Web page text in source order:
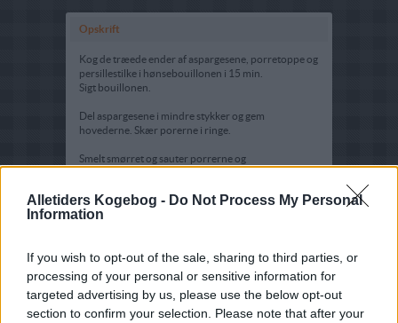
Alletiders Kogebog - Do Not Process My Personal
Information
If you wish to opt-out of the sale, sharing to third parties, or
processing of your personal or sensitive information for
targeted advertising by us, please use the below opt-out
section to confirm your selection. Please note that after your
Opskrift
Kog de træede ender af aspargesene, porretoppe og
persillestilke i hønsebouillonen i 15 min.
Sigt bouillonen.
Del aspargesene i mindre stykker og gem
hovederne. Skær porerne i ringe.
Smelt smørret og sauter porrerne og
mælken og blend suppen. Passer den gennem en
sigte, varm den igennem og smag til med salt, peber
Fordel aspargeshoveder og den varme suppe i 4
dybe tallerkener, drys med hakket persille og revet
parmesanost og server ristet brød eller
brødcroutoner til.